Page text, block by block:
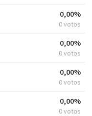
0,00%
0 votos
0,00%
0 votos
0,00%
0 votos
0,00%
0 votos